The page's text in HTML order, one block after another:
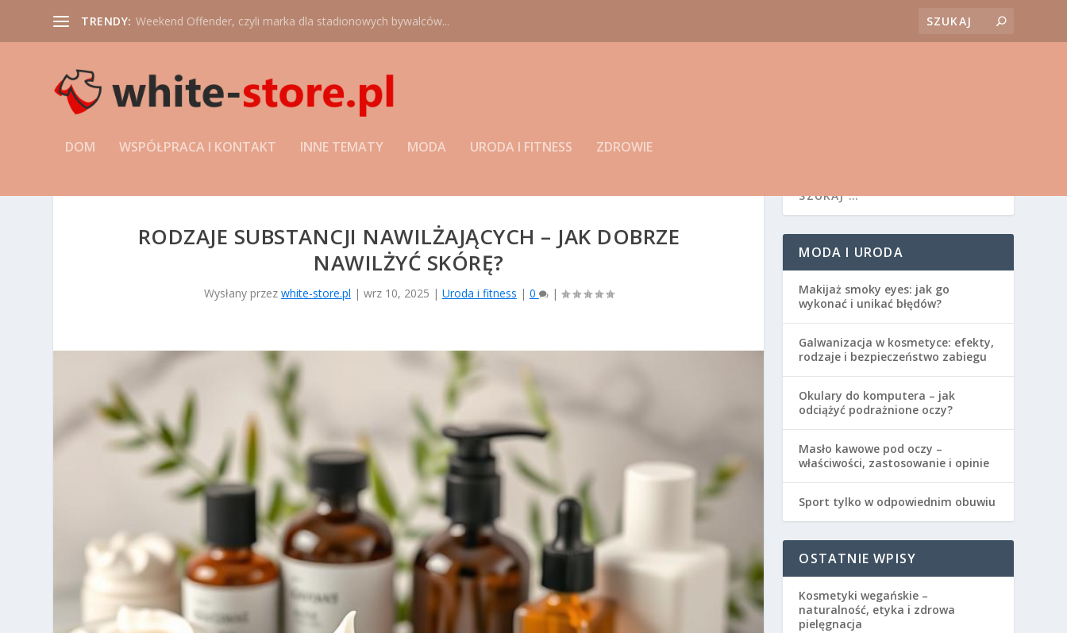
TRENDY: Weekend Offender, czyli marka dla stadionowych bywalców...
DOM WSPÓŁPRACA I KONTAKT INNE TEMATY MODA URODA I FITNESS ZDROWIE
RODZAJE SUBSTANCJI NAWILŻAJĄCYCH – JAK DOBRZE
NAWILŻYĆ SKÓRĘ?
Wysłany przez white-store.pl | wrz 10, 2025 | Uroda i fitness | 0 |
MODA I URODA
Makijaż smoky eyes: jak go
wykonać i unikać błędów?
Galwanizacja w kosmetyce: efekty,
rodzaje i bezpieczeństwo zabiegu
Okulary do komputera – jak
odciążyć podrażnione oczy?
Masło kawowe pod oczy –
właściwości, zastosowanie i opinie
Sport tylko w odpowiednim obuwiu
OSTATNIE WPISY
Kosmetyki wegańskie –
naturalność, etyka i zdrowa
pielęgnacja